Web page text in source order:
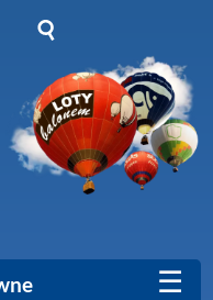
na Instagram
nas na Threads
Szukaj na stronie
☰